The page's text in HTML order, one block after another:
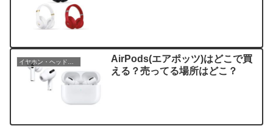
AirPods(エアポッツ)はどこで買
える？売ってる場所はどこ？